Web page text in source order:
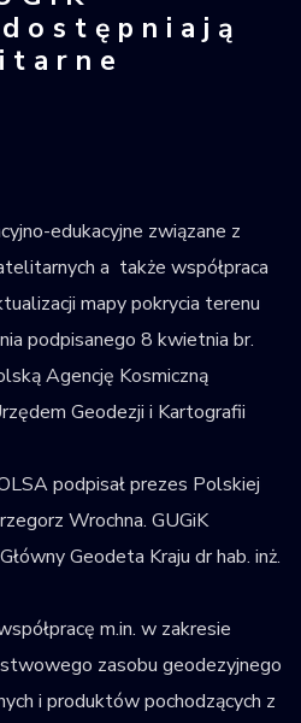
edukacyjne związane z
a także współpraca
mapy pokrycia terenu
podpisanego 8 kwietnia br.
Agencję Kosmiczną
Geodezji i Kartografii
podpisał prezes Polskiej
Wrochna. GUGiK
Geodeta Kraju dr hab. inż.
m.in. w zakresie
zasobu geodezyjnego
i produktów pochodzących z